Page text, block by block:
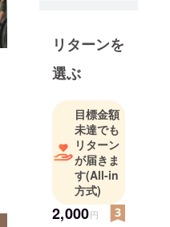
リターンを
選ぶ
目標金額
未達でも
リターン
が届きま
す(All-in
方式)
2,000円